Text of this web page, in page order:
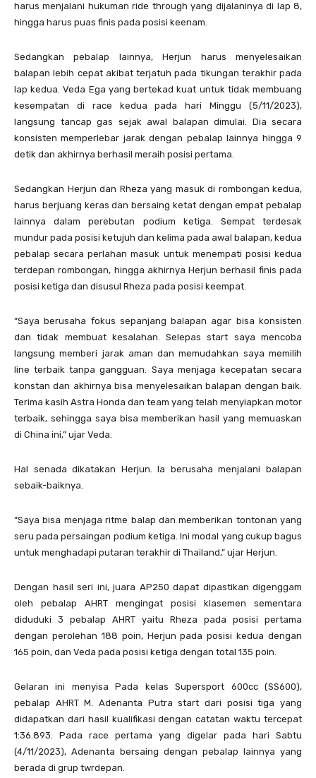
harus menjalani hukuman ride through yang dijalaninya di lap 8,
hingga harus puas finis pada posisi keenam.
Sedangkan pebalap lainnya, Herjun harus menyelesaikan
balapan lebih cepat akibat terjatuh pada tikungan terakhir pada
lap kedua. Veda Ega yang bertekad kuat untuk tidak membuang
kesempatan di race kedua pada hari Minggu (5/11/2023),
langsung tancap gas sejak awal balapan dimulai. Dia secara
konsisten memperlebar jarak dengan pebalap lainnya hingga 9
detik dan akhirnya berhasil meraih posisi pertama.
Sedangkan Herjun dan Rheza yang masuk di rombongan kedua,
harus berjuang keras dan bersaing ketat dengan empat pebalap
lainnya dalam perebutan podium ketiga. Sempat terdesak
mundur pada posisi ketujuh dan kelima pada awal balapan, kedua
pebalap secara perlahan masuk untuk menempati posisi kedua
terdepan rombongan, hingga akhirnya Herjun berhasil finis pada
posisi ketiga dan disusul Rheza pada posisi keempat.
“Saya berusaha fokus sepanjang balapan agar bisa konsisten
dan tidak membuat kesalahan. Selepas start saya mencoba
langsung memberi jarak aman dan memudahkan saya memilih
line terbaik tanpa gangguan. Saya menjaga kecepatan secara
konstan dan akhirnya bisa menyelesaikan balapan dengan baik.
Terima kasih Astra Honda dan team yang telah menyiapkan motor
terbaik, sehingga saya bisa memberikan hasil yang memuaskan
di China ini,” ujar Veda.
Hal senada dikatakan Herjun. Ia berusaha menjalani balapan
sebaik-baiknya.
“Saya bisa menjaga ritme balap dan memberikan tontonan yang
seru pada persaingan podium ketiga. Ini modal yang cukup bagus
untuk menghadapi putaran terakhir di Thailand,” ujar Herjun.
Dengan hasil seri ini, juara AP250 dapat dipastikan digenggam
oleh pebalap AHRT mengingat posisi klasemen sementara
diduduki 3 pebalap AHRT yaitu Rheza pada posisi pertama
dengan perolehan 188 poin, Herjun pada posisi kedua dengan
165 poin, dan Veda pada posisi ketiga dengan total 135 poin.
Gelaran ini menyisa Pada kelas Supersport 600cc (SS600),
pebalap AHRT M. Adenanta Putra start dari posisi tiga yang
didapatkan dari hasil kualifikasi dengan catatan waktu tercepat
1:36.893. Pada race pertama yang digelar pada hari Sabtu
(4/11/2023), Adenanta bersaing dengan pebalap lainnya yang
berada di grup twrdepan.